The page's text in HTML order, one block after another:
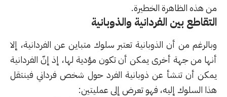
من هذه الظاهرة الخطيرة.
التقاطع بين الفردانية والذوبانية
وبالرغم من أن الذوبانية تعتبر سلوك متباين عن الفردانية، إلا
أنها من جهة أخرى يمكن أن تكون مؤدية لها، إذ إنّ الفردانية
يمكن أن تنشأ عن ذوبانية الفرد حول شخص فرداني فينتقل
هذا السلوك إليه، فهو تعرض إلى عمليتين: